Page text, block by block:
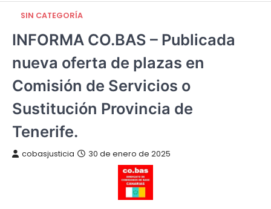
SIN CATEGORÍA
INFORMA CO.BAS – Publicada
nueva oferta de plazas en
Comisión de Servicios o
Sustitución Provincia de
Tenerife.
cobasjusticia 30 de enero de 2025